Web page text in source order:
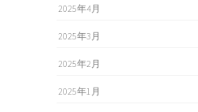
2025年4月
2025年3月
2025年2月
2025年1月